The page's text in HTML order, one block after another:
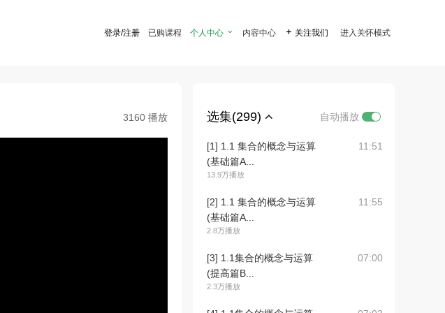
登录/注册 已购课程 个人中心  内容中心  关注我们 进入关怀模式
3160 播放 选集(299) 自动播放
[1] 1.1 集合的概念与运算
(基础篇A...
13.9万播放
11:51
[2] 1.1 集合的概念与运算
(基础篇A...
2.8万播放
11:55
[3] 1.1集合的概念与运算
(提高篇B...
2.3万播放
07:00